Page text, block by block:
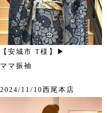
【安城市 T様】▶
ママ振袖
2024/11/10西尾本店